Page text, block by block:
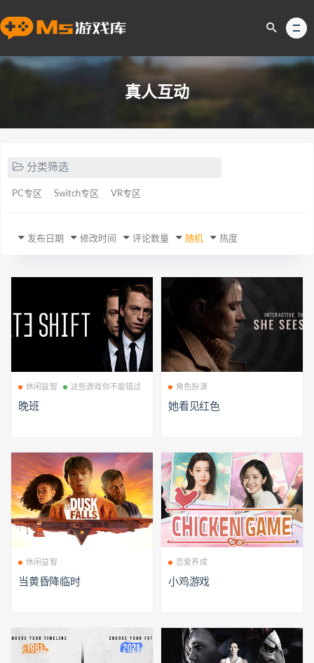
真人互动
分类筛选
PC专区 Switch专区 VR专区
发布日期 修改时间 评论数量 随机 热度
休闲益智 这些游戏你不能错过
晚班
角色扮演
她看见红色
休闲益智
当黄昏降临时
恋爱养成
小鸡游戏